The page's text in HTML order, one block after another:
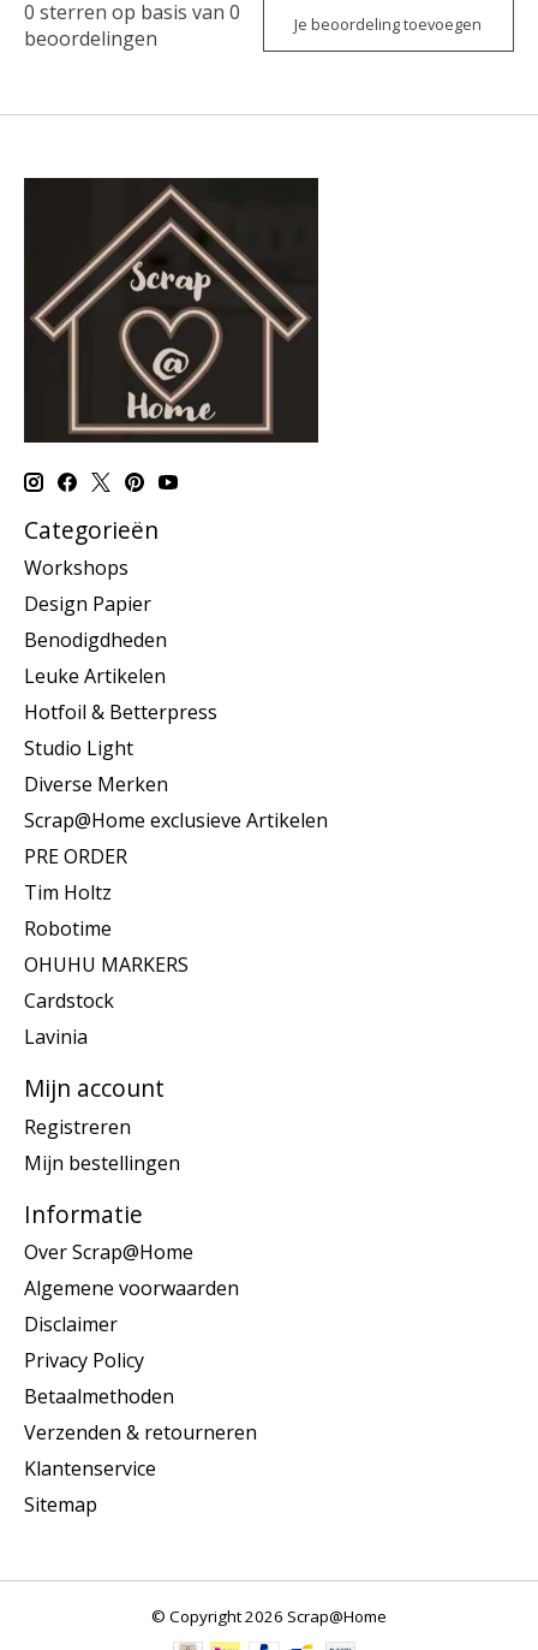
0 sterren op basis van 0
beoordelingen
Je beoordeling toevoegen
Categorieën
Workshops
Design Papier
Benodigdheden
Leuke Artikelen
Hotfoil & Betterpress
Studio Light
Diverse Merken
Scrap@Home exclusieve Artikelen
PRE ORDER
Tim Holtz
Robotime
OHUHU MARKERS
Cardstock
Lavinia
Mijn account
Registreren
Mijn bestellingen
Informatie
Over Scrap@Home
Algemene voorwaarden
Disclaimer
Privacy Policy
Betaalmethoden
Verzenden & retourneren
Klantenservice
Sitemap
© Copyright 2026 Scrap@Home